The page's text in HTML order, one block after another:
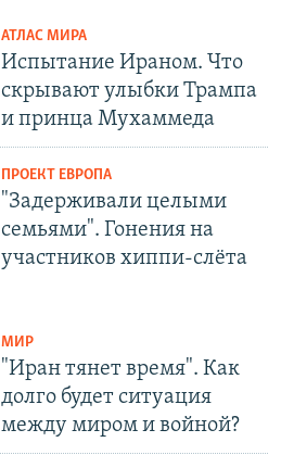
АТЛАС МИРА
Испытание Ираном. Что
скрывают улыбки Трампа
и принца Мухаммеда
ПРОЕКТ ЕВРОПА
"Задерживали целыми
семьями". Гонения на
участников хиппи-слёта
МИР
"Иран тянет время". Как
долго будет ситуация
между миром и войной?